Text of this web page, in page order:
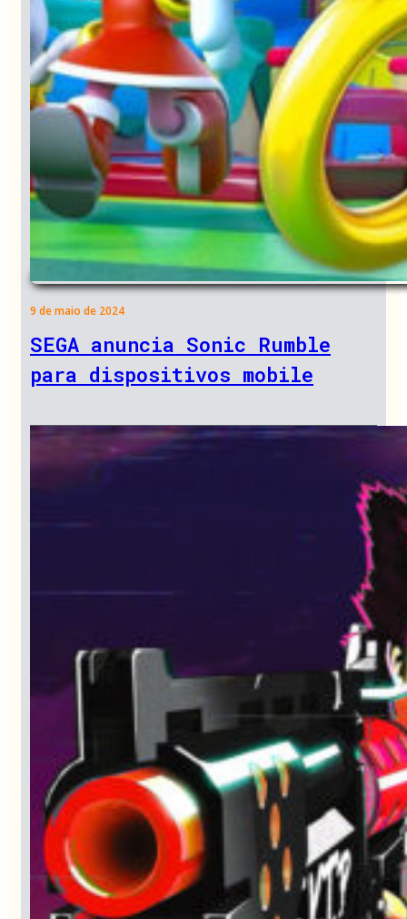
9 de maio de 2024
SEGA anuncia Sonic Rumble
para dispositivos mobile